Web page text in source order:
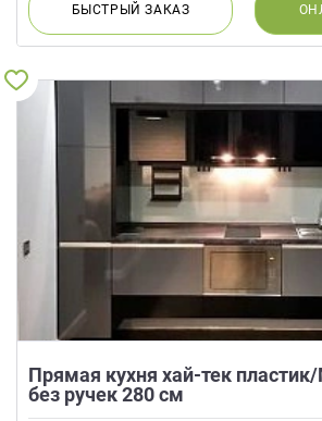
БЫСТРЫЙЗАКАЗ
Прямая кухня хай-тек
без ручек 280 см